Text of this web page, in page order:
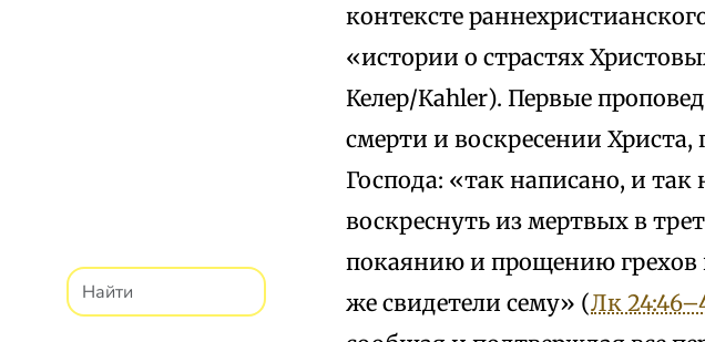
контексте
«истории о страстях
Келер/Каhler). Первые
смерти и воскресении
Господа: «так написано, и
воскреснуть из мертвых в
покаянию и прощению грехов
же свидетели сему» (Лк